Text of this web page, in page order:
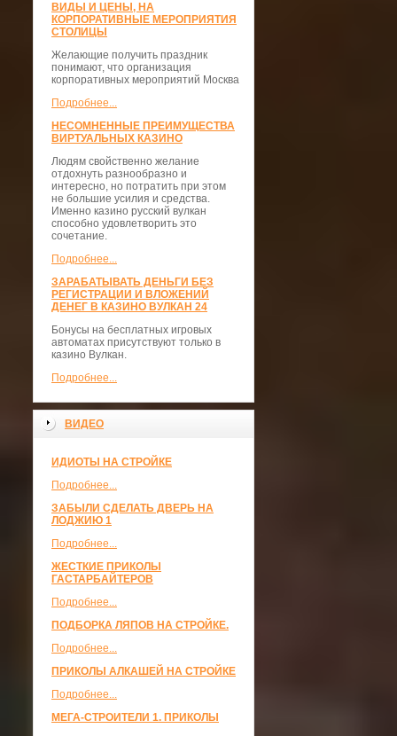
ВИДЫ И ЦЕНЫ, НА
КОРПОРАТИВНЫЕ МЕРОПРИЯТИЯ
СТОЛИЦЫ
Желающие получить праздник
понимают, что организация
корпоративных мероприятий Москва
Подробнее...
НЕСОМНЕННЫЕ ПРЕИМУЩЕСТВА
ВИРТУАЛЬНЫХ КАЗИНО
Людям свойственно желание
отдохнуть разнообразно и
интересно, но потратить при этом
не большие усилия и средства.
Именно казино русский вулкан
способно удовлетворить это
сочетание.
Подробнее...
ЗАРАБАТЫВАТЬ ДЕНЬГИ БЕЗ
РЕГИСТРАЦИИ И ВЛОЖЕНИЙ
ДЕНЕГ В КАЗИНО ВУЛКАН 24
Бонусы на бесплатных игровых
автоматах присутствуют только в
казино Вулкан.
Подробнее...
ВИДЕО
ИДИОТЫ НА СТРОЙКЕ
Подробнее...
ЗАБЫЛИ СДЕЛАТЬ ДВЕРЬ НА
ЛОДЖИЮ 1
Подробнее...
ЖЕСТКИЕ ПРИКОЛЫ
ГАСТАРБАЙТЕРОВ
Подробнее...
ПОДБОРКА ЛЯПОВ НА СТРОЙКЕ.
Подробнее...
ПРИКОЛЫ АЛКАШЕЙ НА СТРОЙКЕ
Подробнее...
МЕГА-СТРОИТЕЛИ 1. ПРИКОЛЫ